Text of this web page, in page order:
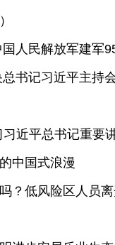
人民解放军建
书记习近平主持
近平总书记重
中国式浪漫
？低风险区人员